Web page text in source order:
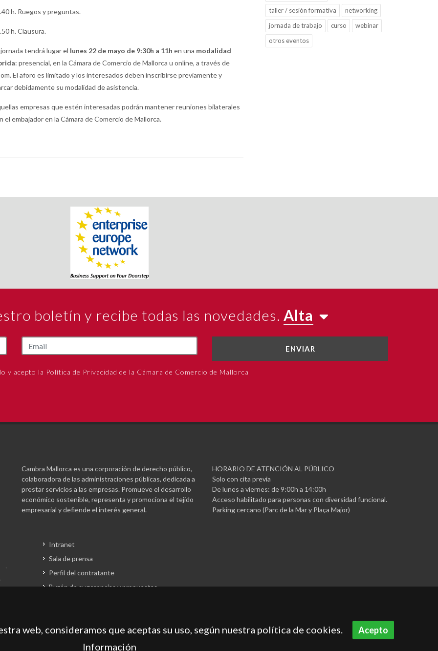
h. Ruegos y preguntas.
h. Clausura.
jornada tendrá lugar el lunes 22 de mayo de 9:30h a 11h en una modalidad
: presencial, en la Cámara de Comercio de Mallorca u online, a través de
El aforo es limitado y los interesados deben inscribirse previamente y
debidamente su modalidad de asistencia.
empresas que estén interesadas podrán mantener reuniones bilaterales
el embajador en la Cámara de Comercio de Mallorca.
taller / sesión formativa
networking
jornada de trabajo
curso
webinar
otros eventos
boletín y recibe todas las novedades. Alta
ENVIAR
y acepto la Política de Privacidad de la Cámara de Comercio de Mallorca
Cambra Mallorca es una corporación de derecho público,
colaboradora de las administraciones públicas, dedicada a
prestar servicios a las empresas. Promueve el desarrollo
económico sostenible, representa y promociona el tejido
empresarial y defiende el interés general.
Intranet
Sala de prensa
Perfil del contratante
Buzón de sugerencias y propuestas
HORARIO DE ATENCIÓN AL PÚBLICO
Solo con cita previa
De lunes a viernes: de 9:00h a 14:00h
Acceso habilitado para personas con diversidad funcional.
Parking cercano (Parc de la Mar y Plaça Major)
web, consideramos que aceptas su uso, según nuestra política de cookies. Acepto
Información